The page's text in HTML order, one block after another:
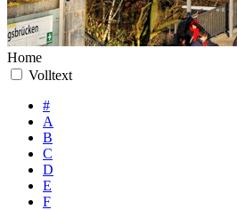
Home
Volltext
#
A
B
C
D
E
F